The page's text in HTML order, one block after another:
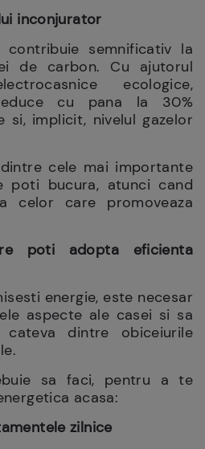
inconjurator
contribuie semnificativ la
de carbon. Cu ajutorul
ecologice,
cu pana la 30%
si, implicit, nivelul gazelor
cele mai importante
poti bucura, atunci cand
care promoveaza
poti adopta eficienta
energie, este necesar
aspecte ale casei si sa
dintre obiceiurile
sa faci, pentru a te
acasa:
zilnice